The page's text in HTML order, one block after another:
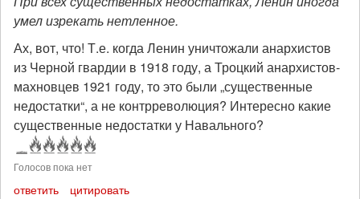
умел изрекать нетленное.
Ах, вот, что! Т.е. когда Ленин уничтожали анархистов
из Черной гвардии в 1918 году, а Троцкий анархистов-
махновцев 1921 году, то это были „существенные
недостатки“, а не контрреволюция? Интересно какие
существенные недостатки у Навального?
Голосов пока нет
ответить цитировать